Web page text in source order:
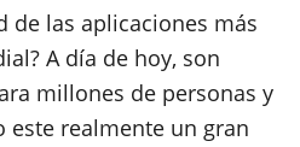
de las aplicaciones más
A día de hoy, son
millones de personas y
realmente un gran